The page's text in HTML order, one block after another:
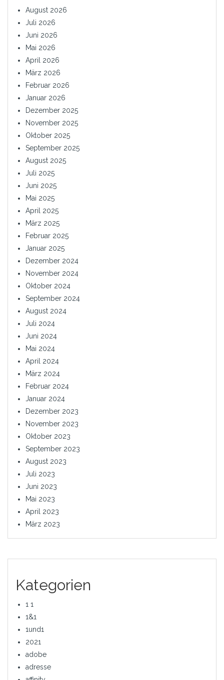
August 2026
Juli 2026
Juni 2026
Mai 2026
April 2026
März 2026
Februar 2026
Januar 2026
Dezember 2025
November 2025
Oktober 2025
September 2025
August 2025
Juli 2025
Juni 2025
Mai 2025
April 2025
März 2025
Februar 2025
Januar 2025
Dezember 2024
November 2024
Oktober 2024
September 2024
August 2024
Juli 2024
Juni 2024
Mai 2024
April 2024
März 2024
Februar 2024
Januar 2024
Dezember 2023
November 2023
Oktober 2023
September 2023
August 2023
Juli 2023
Juni 2023
Mai 2023
April 2023
März 2023
Kategorien
1 1
1&1
1und1
2021
adobe
adresse